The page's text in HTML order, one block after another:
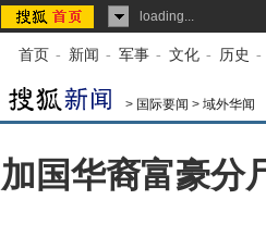
loading...
首页 - 新闻 - 军事 - 文化 - 历史 -
> 国际要闻 > 域外华闻
加国华裔富豪分